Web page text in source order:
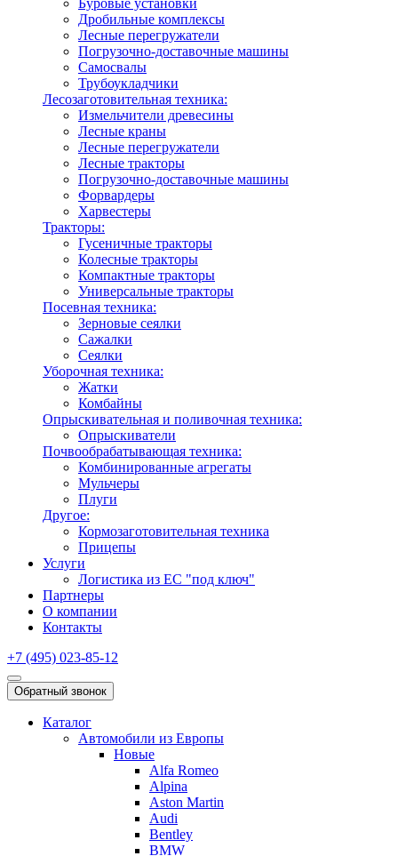
Буровые установки
Дробильные комплексы
Лесные перегружатели
Погрузочно-доставочные машины
Самосвалы
Трубоукладчики
Лесозаготовительная техника:
Измельчители древесины
Лесные краны
Лесные перегружатели
Лесные тракторы
Погрузочно-доставочные машины
Форвардеры
Харвестеры
Тракторы:
Гусеничные тракторы
Колесные тракторы
Компактные тракторы
Универсальные тракторы
Посевная техника:
Зерновые сеялки
Сажалки
Сеялки
Уборочная техника:
Жатки
Комбайны
Опрыскивательная и поливочная техника:
Опрыскиватели
Почвообрабатывающая техника:
Комбинированные агрегаты
Мульчеры
Плуги
Другое:
Кормозаготовительная техника
Прицепы
Услуги
Логистика из ЕС "под ключ"
Партнеры
О компании
Контакты
+7 (495) 023-85-12
Обратный звонок
Каталог
Автомобили из Европы
Новые
Alfa Romeo
Alpina
Aston Martin
Audi
Bentley
BMW